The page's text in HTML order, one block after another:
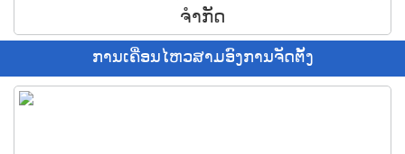
ຈໍາກັດ
ການເຄື່ອນໄຫວສາມອົງການຈັດຕັ້ງ